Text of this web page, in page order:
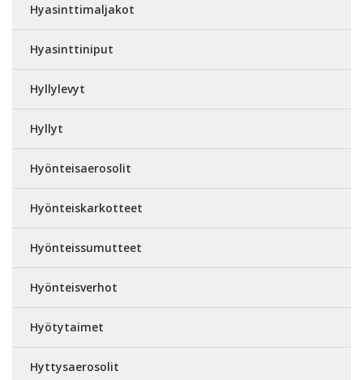
Hyasinttimaljakot
Hyasinttiniput
Hyllylevyt
Hyllyt
Hyönteisaerosolit
Hyönteiskarkotteet
Hyönteissumutteet
Hyönteisverhot
Hyötytaimet
Hyttysaerosolit